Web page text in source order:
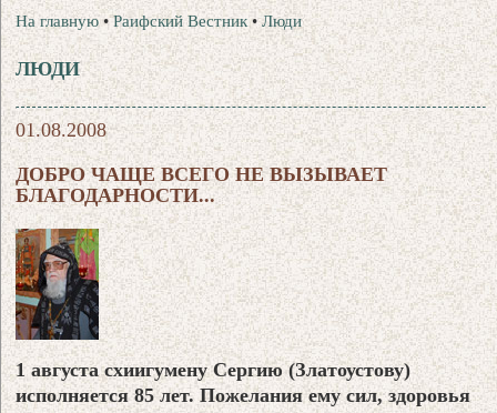
На главную •Раифский Вестник •Люди
ЛЮДИ
01.08.2008
ДОБРО ЧАЩЕ ВСЕГО НЕ ВЫЗЫВАЕТ
БЛАГОДАРНОСТИ...
1 августа схиигумену Сергию (Златоустову)
исполняется 85 лет. Пожелания ему сил, здоровья